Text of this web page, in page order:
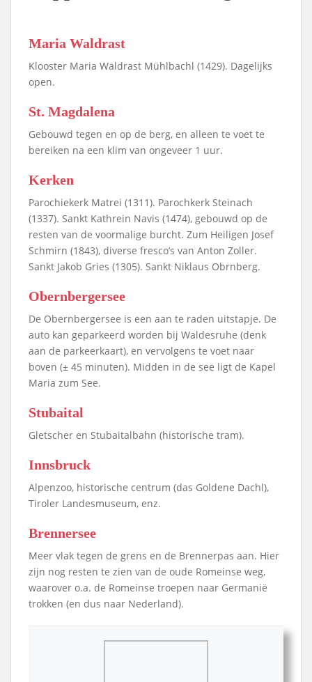
Maria Waldrast
Klooster Maria Waldrast Mühlbachl (1429). Dagelijks
open.
St. Magdalena
Gebouwd tegen en op de berg, en alleen te voet te
bereiken na een klim van ongeveer 1 uur.
Kerken
Parochiekerk Matrei (1311). Parochkerk Steinach
(1337). Sankt Kathrein Navis (1474), gebouwd op de
resten van de voormalige burcht. Zum Heiligen Josef
Schmirn (1843), diverse fresco’s van Anton Zoller.
Sankt Jakob Gries (1305). Sankt Niklaus Obrnberg.
Obernbergersee
De Obernbergersee is een aan te raden uitstapje. De
auto kan geparkeerd worden bij Waldesruhe (denk
aan de parkeerkaart), en vervolgens te voet naar
boven (± 45 minuten). Midden in de see ligt de Kapel
Maria zum See.
Stubaital
Gletscher en Stubaitalbahn (historische tram).
Innsbruck
Alpenzoo, historische centrum (das Goldene Dachl),
Tiroler Landesmuseum, enz.
Brennersee
Meer vlak tegen de grens en de Brennerpas aan. Hier
zijn nog resten te zien van de oude Romeinse weg,
waarover o.a. de Romeinse troepen naar Germanië
trokken (en dus naar Nederland).